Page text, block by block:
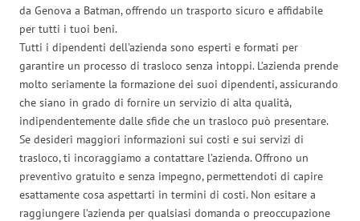
da Genova a Batman, offrendo un trasporto sicuro e affidabile
per tutti i tuoi beni.
Tutti i dipendenti dell’azienda sono esperti e formati per
garantire un processo di trasloco senza intoppi. L’azienda prende
molto seriamente la formazione dei suoi dipendenti, assicurando
che siano in grado di fornire un servizio di alta qualità,
indipendentemente dalle sfide che un trasloco può presentare.
Se desideri maggiori informazioni sui costi e sui servizi di
trasloco, ti incoraggiamo a contattare l’azienda. Offrono un
preventivo gratuito e senza impegno, permettendoti di capire
esattamente cosa aspettarti in termini di costi. Non esitare a
raggiungere l’azienda per qualsiasi domanda o preoccupazione